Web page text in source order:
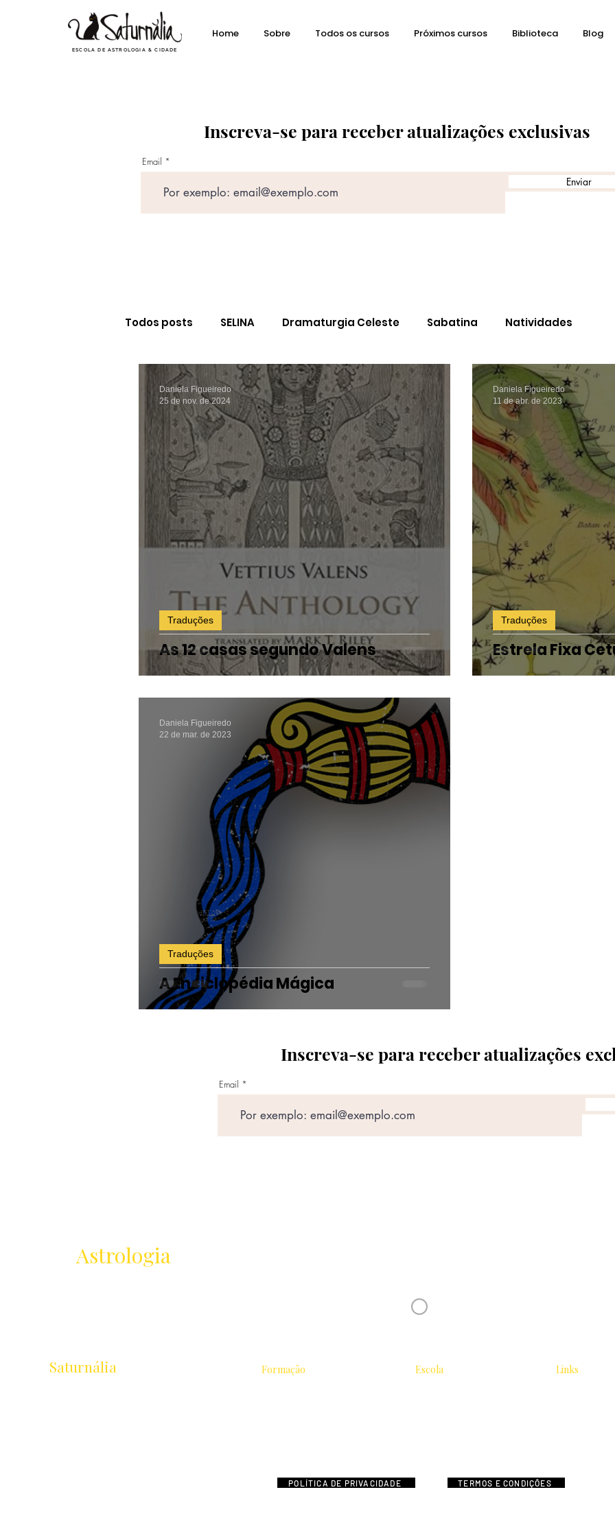
Home Sobre Todos os cursos Próximos cursos Biblioteca Blog
ESCOLA DE ASTROLOGIA & CIDADE
Inscreva-se para receber atualizações exclusivas
Email
Enviar
Todos posts SELINA Dramaturgia Celeste Sabatina Natividades
Num Dia de Júpiter Curso de Formação Biblioteca Rádio Saturnália
Astrologuês Cinema Céu Horária AstroToons Outras Saturnálias
Glossário Traduções Programacao Tarot Furtado
A Astrologia do Livro Efemerides Gramática Expositiva do Céu
Newsletter do João
As 12 casas segundo Valens
Traduções
Daniela Figueiredo
25 de nov. de 2024
Estrela Fixa
Traduções
Daniela Figueiredo
11 de abr. de 2023
A Enciclopédia Mágica
Traduções
Daniela Figueiredo
22 de mar. de 2023
Inscreva-se para receber atualizações
Email
daAstrologia
Saturnália Formação Escola Links
POLÍTICA DE PRIVACIDADE TERMOS E CONDIÇÕES